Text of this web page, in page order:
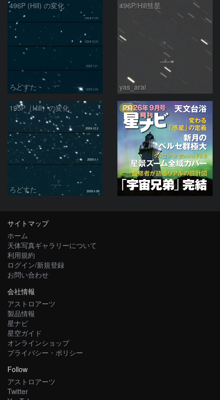
496P (Hill) の変化
ろどすた
496P/Hill彗星
yas_arai
195P（Hill）の変化
ろどすた
PR
サイトマップ
ホーム
天体写真ギャラリーについて
利用規約
ログイン/新規登録
お問い合わせ
会社情報
アストロアーツ
製品情報
星ナビ
星空ガイド
オンラインショップ
プライバシー・ポリシー
Follow
アストロアーツ
Twitter